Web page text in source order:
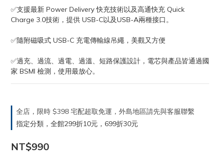
✅支援最新 Power Delivery 快充技術以及高通快充 Quick
Charge 3.0技術，提供 USB-C以及USB-A兩種接口。
✅隨附磁吸式 USB-C 充電傳輸線吊繩，美觀又方便
✅過充、過流、過電、過溫、短路保護設計，電芯與產品皆通過國
家 BSMI 檢測，使用最放心。
全店，限時 $398 宅配超取免運，外島地區請先與客服聯繫
指定分類，全館299折10元，699折30元
NT$990